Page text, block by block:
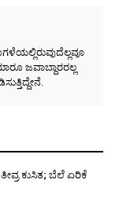
ಜವಾಬ್ದಾರರಲ್ಲ
ಕುಸಿತ; ಬೆಲೆ ಏರಿಕೆ